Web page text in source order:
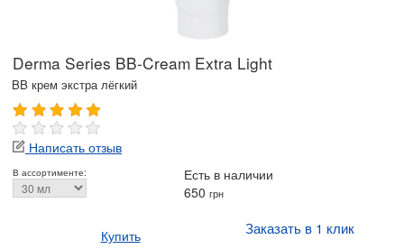
Derma Series BB-Cream Extra Light
BB крем экстра лёгкий
Написать отзыв
В ассортименте:
Есть в наличии
650 грн
Купить Заказать в 1 клик